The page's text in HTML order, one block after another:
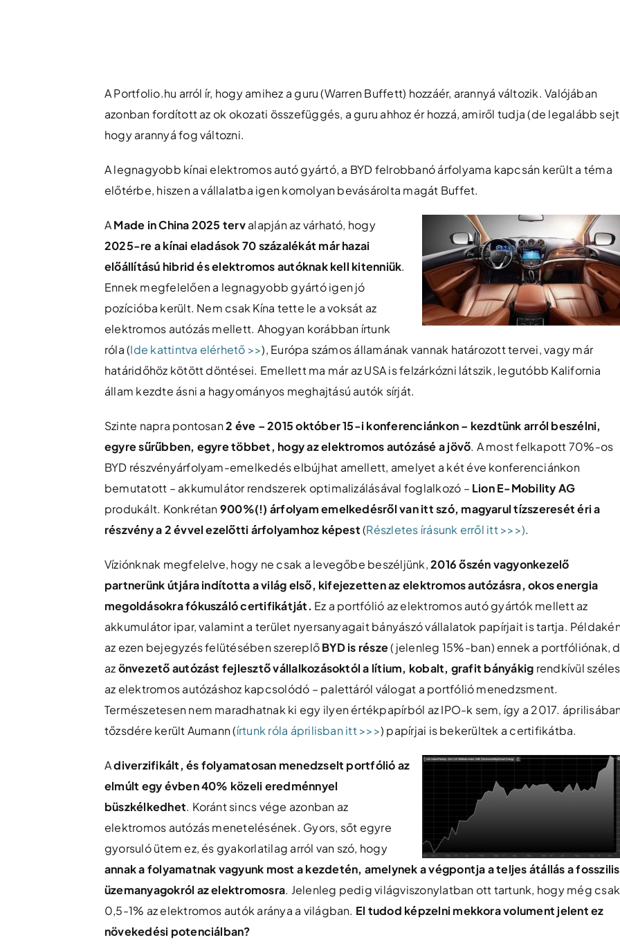
A Portfolio.hu arról ír, hogy amihez a guru (Warren Buffett) hozzáér, arannyá változik. Valójában
azonban fordított az ok okozati összefüggés, a guru ahhoz ér hozzá, amiről tudja (de legalább
hogy arannyá fog változni.
A legnagyobb kínai elektromos autó gyártó, a BYD felrobbanó árfolyama kapcsán került a téma
előtérbe, hiszen a vállalatba igen komolyan bevásárolta magát Buffet.
AMade inChina 2025 tervalapján az várható, hogy
2025-re a kínai eladások 70 százalékát már hazai
előállítású hibrid és elektromos autóknak kell kitenniük.
Ennek megfelelően a legnagyobb gyártó igen jó
pozícióba került. Nem csak Kína tette le a voksát az
elektromos autózás mellett. Ahogyan korábban írtunk
róla (Ide kattintva elérhető >>), Európa számos államának vannak határozott tervei, vagy már
határidőhöz kötött döntései. Emellett ma már az USA is felzárkózni látszik, legutóbb Kalifornia
állam kezdte ásni a hagyományos meghajtású autók sírját.
Szinte napra pontosan2 éve – 2015 október 15-i konferenciánkon – kezdtünk arról beszélni,
egyre sűrűbben, egyre többet, hogy az elektromos autózásé a jövő. A most felkapott 70%-os
BYD részvényárfolyam-emelkedés elbújhat amellett, amelyet a két éve konferenciánkon
bemutatott – akkumulátor rendszerek optimalizálásával foglalkozó – Lion E-Mobility AG
produkált. Konkrétan900%(!) árfolyam emelkedésről van itt szó, magyarul tízszeresét éri a
részvény a 2 évvel ezelőtti árfolyamhoz képest(Részletes írásunk erről itt >>>).
Víziónknak megfelelve, hogy ne csak a levegőbe beszéljünk,2016 őszén vagyonkezelő
partnerünk útjára indította a világ első, kifejezetten az elektromos autózásra, okos energia
megoldásokra fókuszáló certifikátját. Ez a portfólió az elektromos autó gyártók mellett az
akkumulátor ipar, valamint a terület nyersanyagait bányászó vállalatok papírjait is tartja.
az ezen bejegyzés felütésében szereplőBYD is része(jelenleg 15%-ban) ennek a portfóliónak,
azönvezető autózást fejlesztő vállalkozásoktól a lítium, kobalt, grafit bányákig rendkívül
az elektromos autózáshoz kapcsolódó – palettáról válogat a portfólió menedzsment.
Természetesen nem maradhatnak ki egy ilyen értékpapírból az IPO-k sem, így a 2017.
tőzsdére került Aumann (írtunk róla áprilisban itt >>>) papírjai is bekerültek a certifikátba.
Adiverzifikált, és folyamatosan menedzselt portfólióaz
elmúlt egy évben 40% közeli eredménnyel
büszkélkedhet. Koránt sincs vége azonban az
elektromos autózás menetelésének. Gyors, sőt egyre
gyorsuló ütem ez, és gyakorlatilag arról van szó, hogy
annak a folyamatnak vagyunk most a kezdetén, amelynek a végpontja a teljes átállás a fosszilis
üzemanyagokról az elektromosra. Jelenleg pedig világviszonylatban ott tartunk, hogy még csak
0,5-1% az elektromos autók aránya a világban. El tudod képzelni mekkora volument jelent ez
növekedési potenciálban?